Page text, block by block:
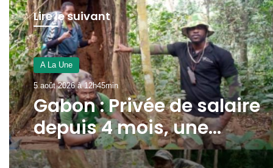
Lire le suivant
A La Une
5 août 2026 à 12h45min
Gabon : Privée de salaire
depuis 4 mois, une
écogarde décède !